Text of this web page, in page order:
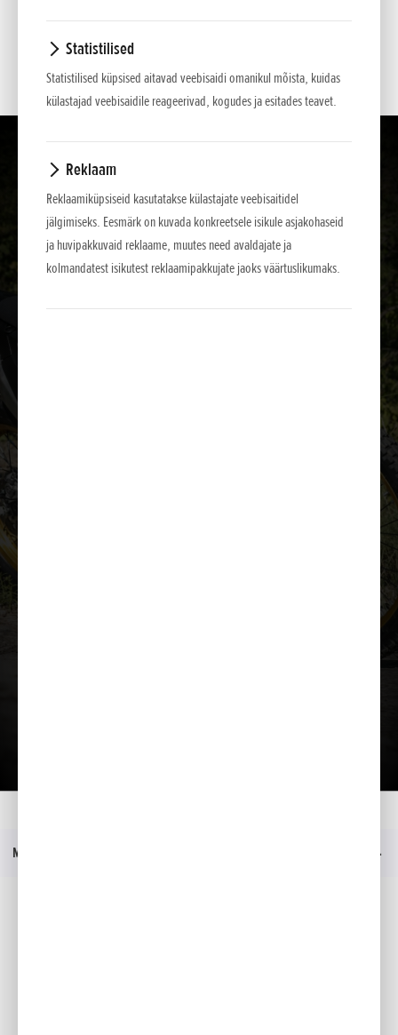
Statistilised
Statistilised küpsised aitavad veebisaidi omanikul mõista, kuidas
külastajad veebisaidile reageerivad, kogudes ja esitades teavet.
Reklaam
Reklaamiküpsiseid kasutatakse külastajate veebisaitidel
jälgimiseks. Eesmärk on kuvada konkreetsele isikule asjakohaseid
ja huvipakkuvaid reklaame, muutes need avaldajate ja
kolmandatest isikutest reklaamipakkujate jaoks väärtuslikumaks.
Hinnad sisaldavad käibemaksu.
Menüü